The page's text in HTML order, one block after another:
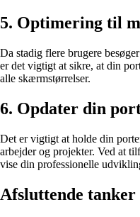
5. Optimering til
Da stadig flere brugere
er det vigtigt at sikre, at din
alle skærmstørrelser.
6. Opdater din
Det er vigtigt at holde din
arbejder og projekter. Ved at
vise din professionelle
Afsluttende tanker